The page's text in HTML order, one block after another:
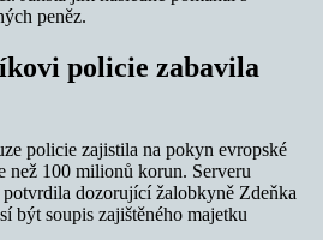
peněz.
policie zabavila
policie zajistila na pokyn evropské
než 100 milionů korun. Serveru
potvrdila dozorující žalobkyně Zdeňka
být soupis zajištěného majetku